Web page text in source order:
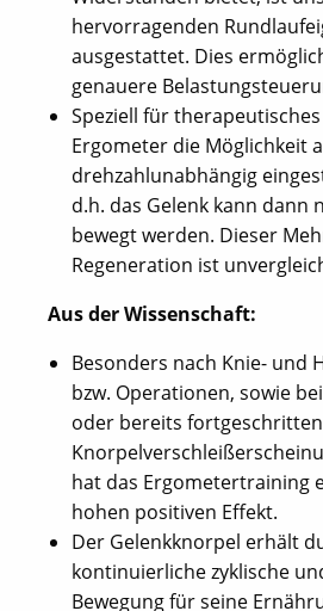
hervorragenden
ausgestattet. Dies
genauere
Speziell für
Ergometer die Möglichkeit
drehzahlunabhängig
d.h. das Gelenk kann dann
bewegt werden. Dieser
Regeneration ist
Aus der Wissenschaft:
Besonders nach Knie- und
bzw. Operationen, sowie
oder bereits
hat das Ergometertraining
hohen positiven Effekt.
Der Gelenkknorpel erhält
kontinuierliche zyklische
Bewegung für seine